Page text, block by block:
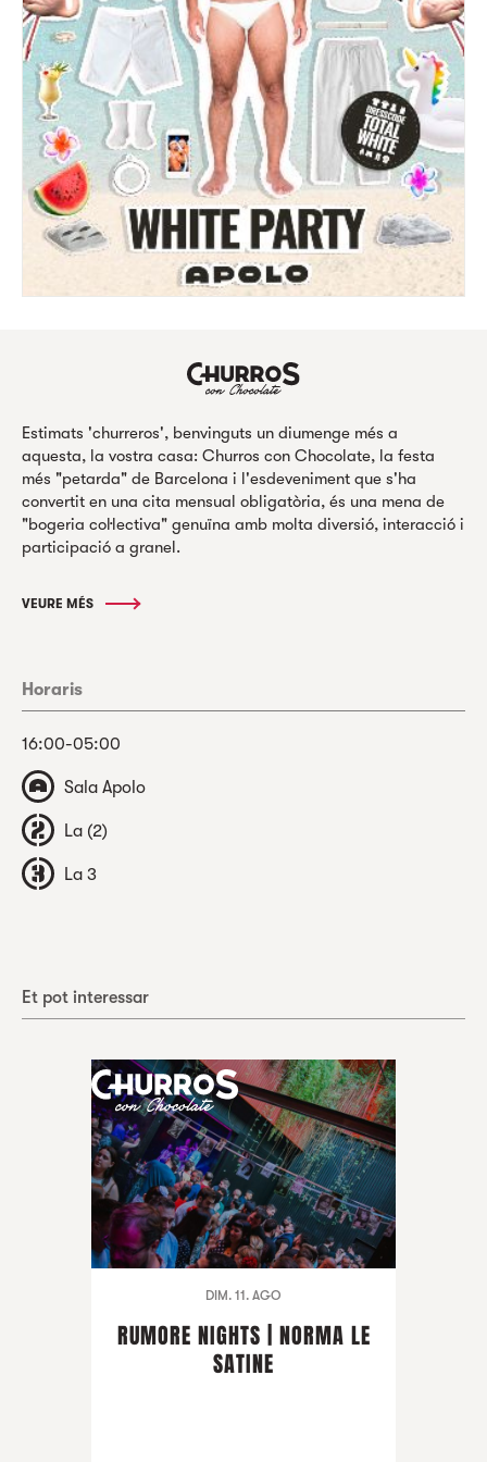
Estimats 'churreros', benvinguts un diumenge més a
aquesta, la vostra casa: Churros con Chocolate, la festa
més "petarda" de Barcelona i l'esdeveniment que s'ha
convertit en una cita mensual obligatòria, és una mena de
"bogeria col·lectiva" genuïna amb molta diversió, interacció i
participació a granel.
VEURE MÉS
Horaris
16:00-05:00
Sala Apolo
La (2)
La 3
Et pot interessar
DIM. 11. AGO
RUMORE NIGHTS | NORMA LE
SATINE